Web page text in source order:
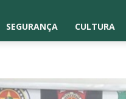
SEGURANÇA CULTURA